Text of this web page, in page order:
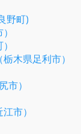
野町)
木県足利市）
市）
市）